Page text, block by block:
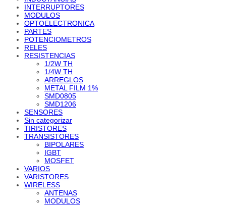
INTERRUPTORES
MODULOS
OPTOELECTRONICA
PARTES
POTENCIOMETROS
RELES
RESISTENCIAS
1/2W TH
1/4W TH
ARREGLOS
METAL FILM 1%
SMD0805
SMD1206
SENSORES
Sin categorizar
TIRISTORES
TRANSISTORES
BIPOLARES
IGBT
MOSFET
VARIOS
VARISTORES
WIRELESS
ANTENAS
MODULOS